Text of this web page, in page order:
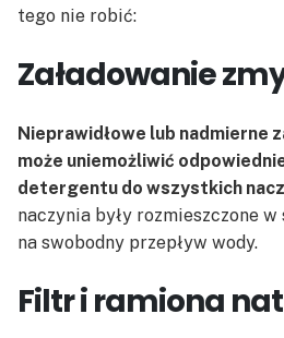
tego nie robić:
Załadowanie
Nieprawidłowe lub nadmierne
może uniemożliwić
detergentu do wszystkich
naczynia były rozmieszczone
na swobodny przepływ wody.
Filtr i ramiona